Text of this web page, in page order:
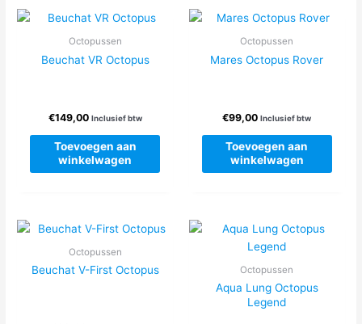
Octopussen
Beuchat VR Octopus
€149,00 Inclusief btw
Toevoegen aan
winkelwagen
Octopussen
Mares Octopus Rover
€99,00 Inclusief btw
Toevoegen aan
winkelwagen
Octopussen
Beuchat V-First Octopus Octopussen
Aqua Lung Octopus
Legend